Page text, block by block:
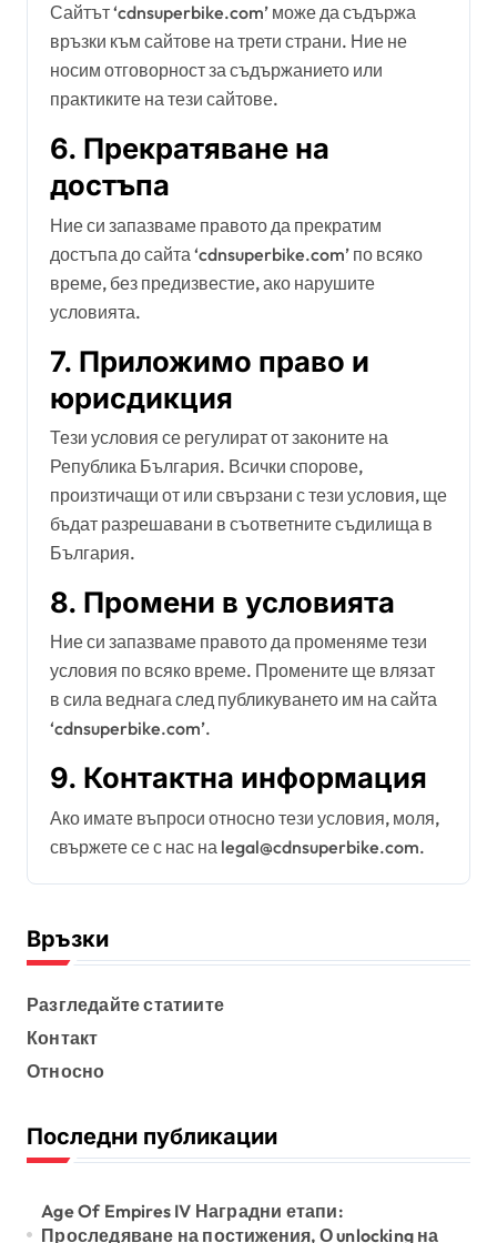
Сайтът ‘cdnsuperbike.com’ може да съдържа
връзки към сайтове на трети страни. Ние не
носим отговорност за съдържанието или
практиките на тези сайтове.
6. Прекратяване на
достъпа
Ние си запазваме правото да прекратим
достъпа до сайта ‘cdnsuperbike.com’ по всяко
време, без предизвестие, ако нарушите
условията.
7. Приложимо право и
юрисдикция
Тези условия се регулират от законите на
Република България. Всички спорове,
произтичащи от или свързани с тези условия, ще
бъдат разрешавани в съответните съдилища в
България.
8. Промени в условията
Ние си запазваме правото да променяме тези
условия по всяко време. Промените ще влязат
в сила веднага след публикуването им на сайта
‘cdnsuperbike.com’.
9. Контактна информация
Ако имате въпроси относно тези условия, моля,
свържете се с нас на legal@cdnsuperbike.com.
Връзки
Разгледайте статиите
Контакт
Относно
Последни публикации
Age Of Empires IV Наградни етапи:
Проследяване на постижения, О unlocking на